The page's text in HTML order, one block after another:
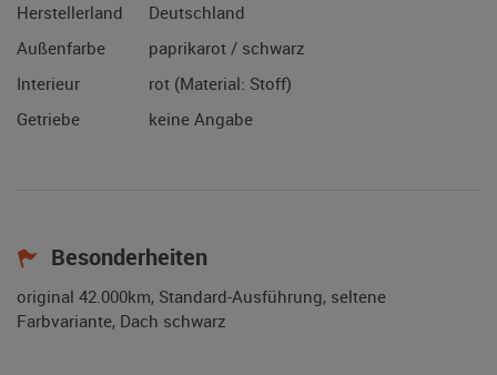
Herstellerland
Deutschland
Außenfarbe
paprikarot / schwarz
Interieur
rot (Material: Stoff)
Getriebe
keine Angabe
Besonderheiten
original 42.000km, Standard-Ausführung, seltene
Farbvariante, Dach schwarz